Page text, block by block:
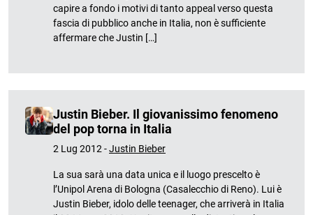
capire a fondo i motivi di tanto appeal verso questa
fascia di pubblico anche in Italia, non è sufficiente
affermare che Justin […]
Justin Bieber. Il giovanissimo fenomeno
del pop torna in Italia
2 Lug 2012 -Justin Bieber
La sua sarà una data unica e il luogo prescelto è
l’Unipol Arena di Bologna (Casalecchio di Reno). Lui è
Justin Bieber, idolo delle teenager, che arriverà in Italia